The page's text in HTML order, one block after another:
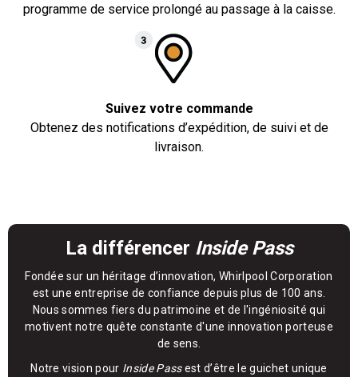
programme de service prolongé au passage à la caisse.
Suivez votre commande
Obtenez des notifications d’expédition, de suivi et de
livraison.
La différencer Inside Pass
Fondée sur un héritage d’innovation, Whirlpool Corporation
est une entreprise de confiance depuis plus de 100 ans.
Nous sommes fiers du patrimoine et de l'ingéniosité qui
motivent notre quête constante d'une innovation porteuse
de sens.
Notre vision pour Inside Passest d’être le guichet unique